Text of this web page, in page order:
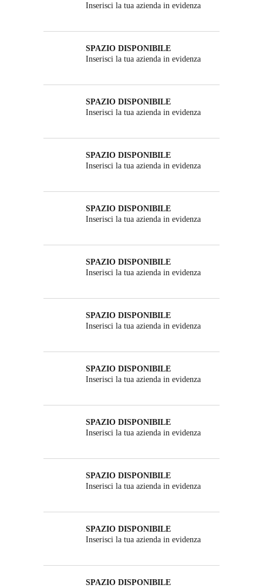
Inserisci la tua azienda in evidenza
SPAZIO DISPONIBILE
Inserisci la tua azienda in evidenza
SPAZIO DISPONIBILE
Inserisci la tua azienda in evidenza
SPAZIO DISPONIBILE
Inserisci la tua azienda in evidenza
SPAZIO DISPONIBILE
Inserisci la tua azienda in evidenza
SPAZIO DISPONIBILE
Inserisci la tua azienda in evidenza
SPAZIO DISPONIBILE
Inserisci la tua azienda in evidenza
SPAZIO DISPONIBILE
Inserisci la tua azienda in evidenza
SPAZIO DISPONIBILE
Inserisci la tua azienda in evidenza
SPAZIO DISPONIBILE
Inserisci la tua azienda in evidenza
SPAZIO DISPONIBILE
Inserisci la tua azienda in evidenza
SPAZIO DISPONIBILE